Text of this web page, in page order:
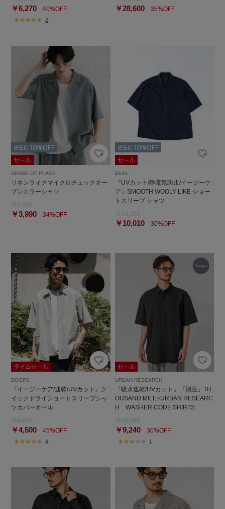
￥6,270 40%OFF
2
￥28,60035%OFF
SENSE OF PLACE
リネンライクマイクロチェックオー
プンカラーシャツ
￥3,990 34%OFF
EKAL
『UVカット/静電気防止/イージーケ
ア』SMOOTH WOOLY LIKE ショー
トスリーブ シャツ
￥10,01030%OFF
DOORS
『イージーケア/速乾/UVカット』ク
イックドライショートスリーブシャ
ツカバーオール
￥4,500 45%OFF
3
URBAN RESEARCH
『吸水速乾/UVカット』『別注』TH
OUSAND MILE×URBAN RESEARC
H WASHER CODE SHIRTS
￥9,24030%OFF
1